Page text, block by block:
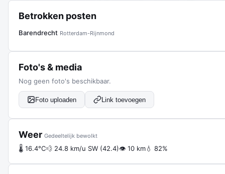
Betrokken posten
Barendrecht Rotterdam-Rijnmond
Foto's & media
Nog geen foto's beschikbaar.
Foto uploaden Link toevoegen
Weer Gedeeltelijk bewolkt
🌡 16.4°C💨 24.8 km/u SW (42.4)👁 10 km💧 82%